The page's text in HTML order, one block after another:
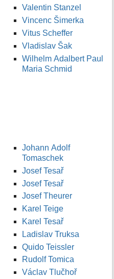
Valentin Stanzel
Vincenc Šimerka
Vitus Scheffer
Vladislav Šak
Wilhelm Adalbert Paul
Maria Schmid
Johann Adolf
Tomaschek
Josef Tesař
Josef Tesař
Josef Theurer
Karel Teige
Karel Tesař
Ladislav Truksa
Quido Teissler
Rudolf Tomica
Václav Tlučhoř